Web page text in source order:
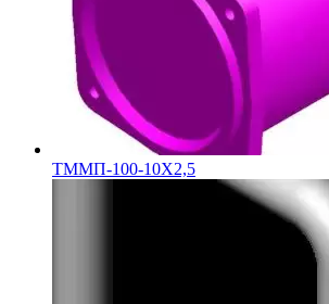
ТММП-100-10Х2,5